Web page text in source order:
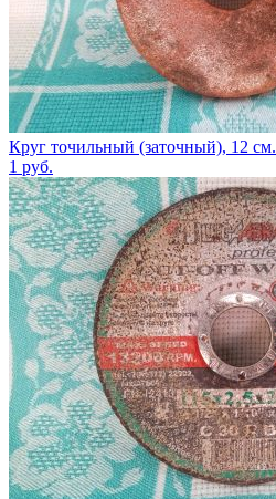
Круг точильный (заточный), 12 см.
1 руб.